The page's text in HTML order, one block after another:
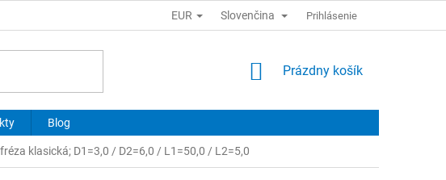
EUR Slovenčina Prihlásenie
NÁKUPNÝ
Prázdny košík
Blog
klasická; D1=3,0 / D2=6,0 / L1=50,0 / L2=5,0